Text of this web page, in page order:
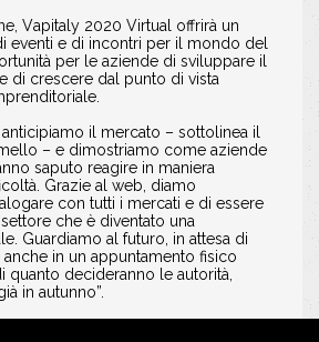
Vapitaly 2020 Virtual offrirà un
eventi e di incontri per il mondo del
per le aziende di sviluppare il
di crescere dal punto di vista
il mercato – sottolinea il
– e dimostriamo come aziende
saputo reagire in maniera
Grazie al web, diamo
con tutti i mercati e di essere
che è diventato una
Guardiamo al futuro, in attesa di
in un appuntamento fisico
quanto decideranno le autorità,
in autunno”.